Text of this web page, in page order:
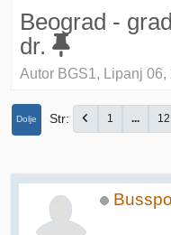
Beograd -
dr.
Autor BGS1, Lipanj 06,
Dolje Str 1 ... 12